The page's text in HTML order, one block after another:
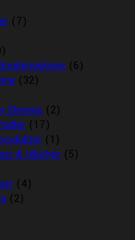
(7)
(6)
(32)
Sleeves (2)
(17)
(1)
& tilbehør (5)
(4)
(2)